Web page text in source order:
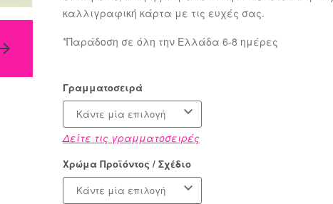
καλλιγραφική κάρτα με τις ευχές σας.
*Παράδοση σε όλη την Ελλάδα 6-8 ημέρες
Γραμματοσειρά
Κάντε μία επιλογή
Δείτε τις γραμματοσειρές
Χρώμα Προϊόντος / Σχέδιο
Κάντε μία επιλογή